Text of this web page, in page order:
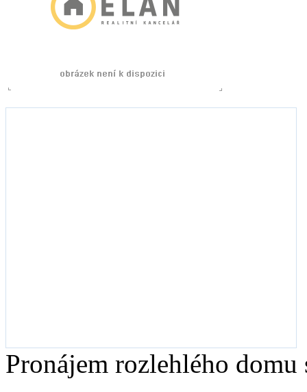
Pronájem rozlehlého